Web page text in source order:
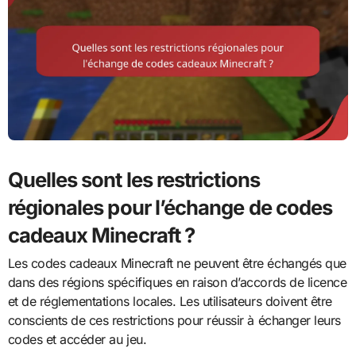
Quelles sont les restrictions
régionales pour l’échange de codes
cadeaux Minecraft ?
Les codes cadeaux Minecraft ne peuvent être échangés que
dans des régions spécifiques en raison d’accords de licence
et de réglementations locales. Les utilisateurs doivent être
conscients de ces restrictions pour réussir à échanger leurs
codes et accéder au jeu.